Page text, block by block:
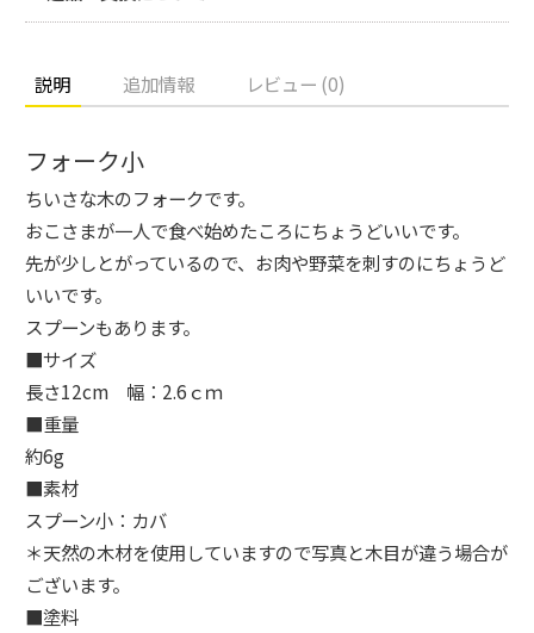
説明 追加情報 レビュー (0)
フォーク小
ちいさな木のフォークです。
おこさまが一人で食べ始めたころにちょうどいいです。
先が少しとがっているので、お肉や野菜を刺すのにちょうど
いいです。
スプーンもあります。
■サイズ
長さ12cm 幅：2.6ｃｍ
■重量
約6g
■素材
スプーン小：カバ
＊天然の木材を使用していますので写真と木目が違う場合が
ございます。
■塗料